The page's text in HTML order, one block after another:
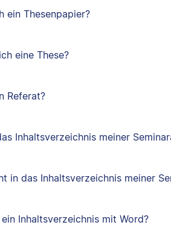
ein Thesenpapier?
eine These?
Referat?
Inhaltsverzeichnis meiner
in das Inhaltsverzeichnis meiner
Inhaltsverzeichnis mit Word?